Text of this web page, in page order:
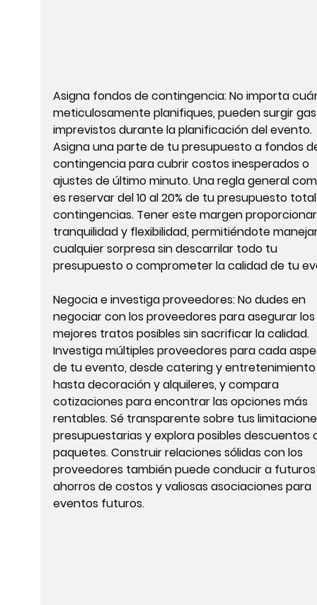
Asigna fondos de contingencia: No importa
meticulosamente planifiques, pueden surgir
imprevistos durante la planificación del evento.
Asigna una parte de tu presupuesto a fondos
contingencia para cubrir costos inesperados o
ajustes de último minuto. Una regla general
es reservar del 10 al 20% de tu presupuesto
contingencias. Tener este margen
tranquilidad y flexibilidad, permitiéndote
cualquier sorpresa sin descarrilar todo tu
presupuesto o comprometer la calidad de tu
Negocia e investiga proveedores: No dudes en
negociar con los proveedores para asegurar los
mejores tratos posibles sin sacrificar la calidad.
Investiga múltiples proveedores para cada
de tu evento, desde catering y
hasta decoración y alquileres, y compara
cotizaciones para encontrar las opciones más
rentables. Sé transparente sobre tus
presupuestarias y explora posibles descuentos
paquetes. Construir relaciones sólidas con los
proveedores también puede conducir a
ahorros de costos y valiosas asociaciones para
eventos futuros.